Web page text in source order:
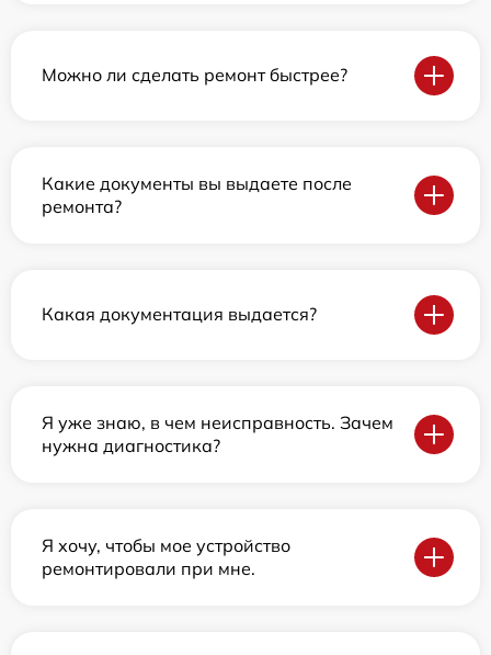
Можно ли сделать ремонт быстрее?
Какие документы вы выдаете после
ремонта?
Какая документация выдается?
Я уже знаю, в чем неисправность. Зачем
нужна диагностика?
Я хочу, чтобы мое устройство
ремонтировали при мне.